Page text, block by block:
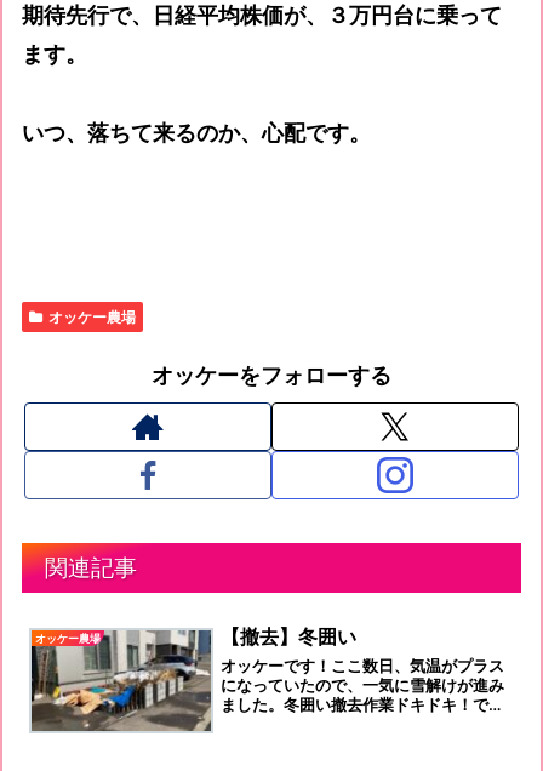
期待先行で、日経平均株価が、３万円台に乗って
ます。
いつ、落ちて来るのか、心配です。
オッケー農場
オッケーをフォローする
関連記事
オッケー農場 【撤去】冬囲い
オッケーです！ここ数日、気温がプラス
になっていたので、一気に雪解けが進み
ました。冬囲い撤去作業ドキドキ！です